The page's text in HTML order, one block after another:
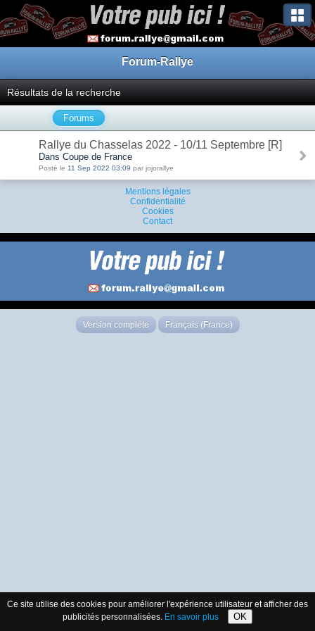
Forum-Rallye
Résultats de la recherche
Forums
Rallye du Chasselas 2022 - 10/11 Septembre [R]
Dans Coupe de France
Posté le 11 Sep 2022 03:09 par jojorallye
Mentions légales
Confidentialité
Cookies
Contact
Version complète Français (France)
Ce site utilise des cookies pour améliorer l'expérience utilisateur et afficher des
publicités personnalisées. En savoir plus OK